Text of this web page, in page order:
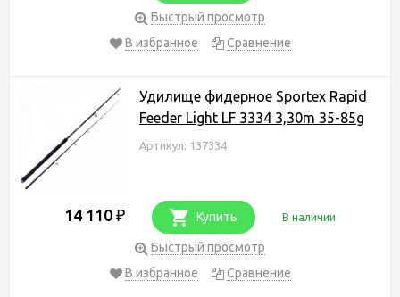
Быстрый просмотр
В избранное
Сравнение
Удилище фидерное Sportex Rapid
Feeder Light LF 3334 3,30m 35-85g
Артикул: 137334
14 110 ₽ Купить В наличии
Быстрый просмотр
В избранное
Сравнение